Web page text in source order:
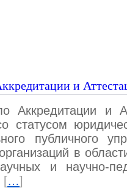
и
Аккредитации и
статусом
публичного
в
и научно-
[…]